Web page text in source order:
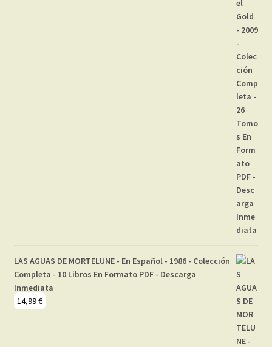
LAS AGUAS DE MORTELUNE - En Español - 1986 - Colección
Completa - 10 Libros En Formato PDF - Descarga
Inmediata
14,99€